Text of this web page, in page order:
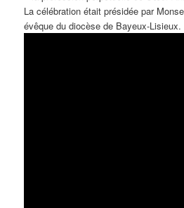
La célébration était présidée par
évêque du diocèse de Bayeux-Lisieux.